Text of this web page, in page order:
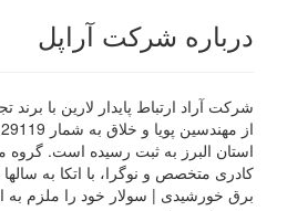
درباره شرکت آراپل
شرکت آراد ارتباط پایدار لارین با
استان البرز به ثبت رسیده است. گروه
کادری متخصص و نوگرا، با اتکا به
برق خورشیدی | سولار خود را ملزم به